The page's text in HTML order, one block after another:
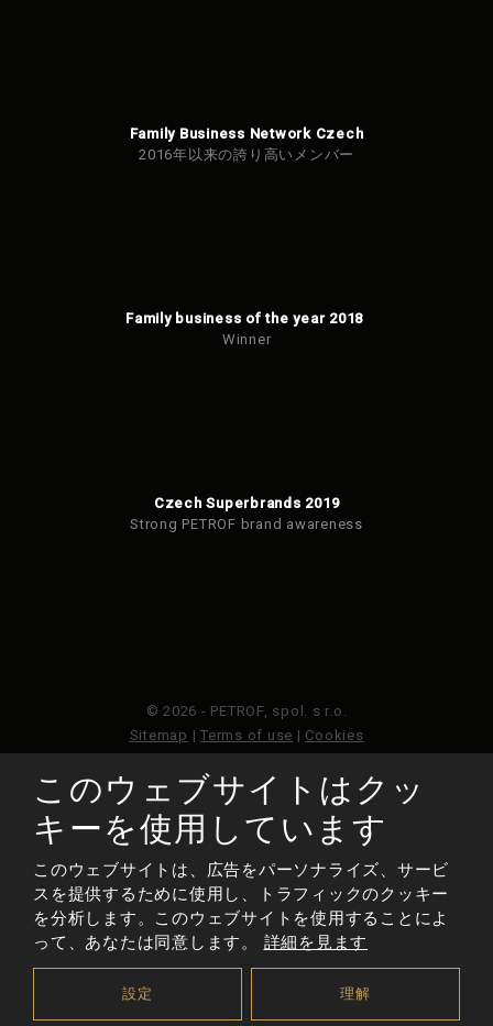
Family Business Network Czech
2016年以来の誇り高いメンバー
Family business of the year 2018
Winner
Czech Superbrands 2019
Strong PETROF brand awareness
© 2026 - PETROF, spol. s r.o.
Sitemap | Terms of use | Cookies
このウェブサイトはGoogleReCAPTCHAによって保護さ
れており、Googleのプライバシーポリシーと利用規約が
適用されます。
作られた
このウェブサイトはクッ
キーを使用しています
このウェブサイトは、広告をパーソナライズ、サービ
スを提供するために使用し、トラフィックのクッキー
を分析します。このウェブサイトを使用することによ
って、あなたは同意します。 詳細を見ます
設定 理解